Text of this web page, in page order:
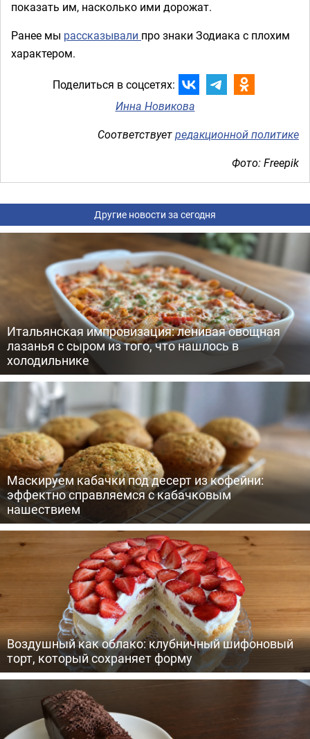
показать им, насколько ими дорожат.
Ранее мы рассказывали про знаки Зодиака с плохим
характером.
Поделиться в соцсетях:
Инна Новикова
Соответствуетредакционной политике
Фото: Freepik
Другие новости за сегодня
Итальянская импровизация: ленивая овощная
лазанья с сыром из того, что нашлось в
холодильнике
Маскируем кабачки под десерт из кофейни:
эффектно справляемся с кабачковым
нашествием
Воздушный как облако: клубничный шифоновый
торт, который сохраняет форму